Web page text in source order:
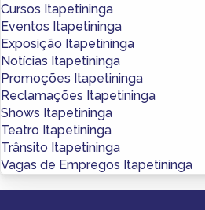
Cursos Itapetininga
Eventos Itapetininga
Exposição Itapetininga
Notícias Itapetininga
Promoções Itapetininga
Reclamações Itapetininga
Shows Itapetininga
Teatro Itapetininga
Trânsito Itapetininga
Vagas de Empregos Itapetininga